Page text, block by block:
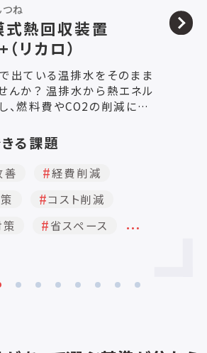
（共同出展：首都高メンテナ
会社／株式会社塩原製作所）
ツリード）は、塗布するだけ
熱効率を高める機能性コー
ることで、吸熱と放熱を最
立ち上がり時間の短縮とエ
向上を実現します。 実証
かる沸騰が約18分となり、
改善を確認しています。 主
立ち上がり時間の短縮 ・急
ガス・電気などのエネルギ
る課題
人手不足解決
品質向上
省エネ対策 …